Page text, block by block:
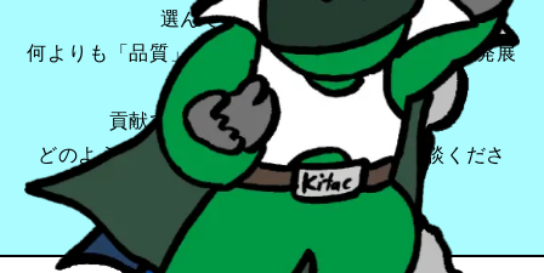
選んでいただけるよう、
何よりも「品質」を追求し、お客様のビジネスの発展
に
貢献できるよう最善を尽くします。
どのようなことでも、まずはお気軽にご相談くださ
い。